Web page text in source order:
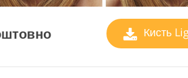
Кисть